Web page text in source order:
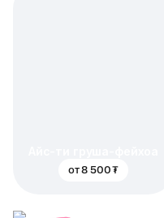
от8 500 ₮